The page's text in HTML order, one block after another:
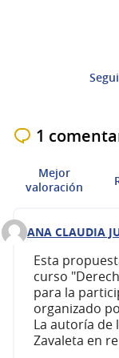
1
Mejor
valoración
Comentario 287
ANA CLAUDIA
Esta
curso
para la
organizado
La autoría de
Zavaleta en